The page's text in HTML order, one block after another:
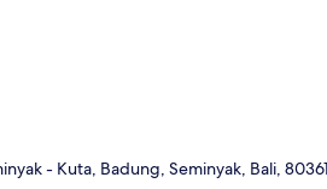
- Kuta, Badung, Seminyak, Bali,